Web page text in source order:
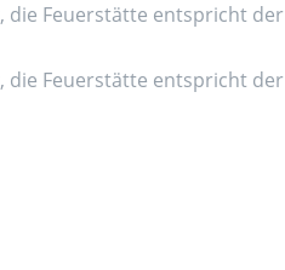
die Feuerstätte entspricht der
die Feuerstätte entspricht der